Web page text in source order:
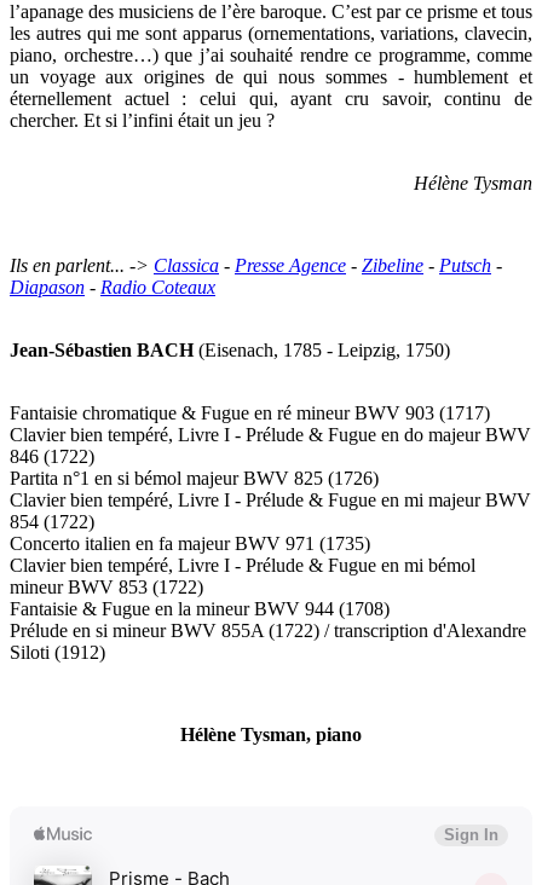
l’apanage des musiciens de l’ère baroque. C’est par ce prisme et tous
les autres qui me sont apparus (ornementations, variations, clavecin,
piano, orchestre…) que j’ai souhaité rendre ce programme, comme
un voyage aux origines de qui nous sommes - humblement et
éternellement actuel : celui qui, ayant cru savoir, continu de
chercher. Et si l’infini était un jeu ?
Hélène Tysman
Ils en parlent... -> Classica - Presse Agence - Zibeline - Putsch -
Diapason - Radio Coteaux
Jean-Sébastien BACH(Eisenach, 1785 - Leipzig, 1750)
Fantaisie chromatique & Fugue en ré mineur BWV 903 (1717)
Clavier bien tempéré, Livre I - Prélude & Fugue en do majeur BWV
846 (1722)
Partita n°1 en si bémol majeur BWV 825 (1726)
Clavier bien tempéré, Livre I - Prélude & Fugue en mi majeur BWV
854 (1722)
Concerto italien en fa majeur BWV 971 (1735)
Clavier bien tempéré, Livre I - Prélude & Fugue en mi bémol
mineur BWV 853 (1722)
Fantaisie & Fugue en la mineur BWV 944 (1708)
Prélude en si mineur BWV 855A (1722) / transcription d'Alexandre
Siloti (1912)
Hélène Tysman, piano